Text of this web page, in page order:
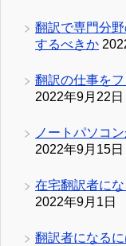
翻訳で専門分
するべきか
翻訳の仕事を
2022年9月22日
ノートパソコ
2022年9月15日
在宅翻訳者に
2022年9月1日
翻訳者になる